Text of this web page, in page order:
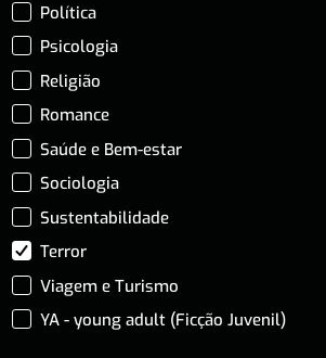
Política
Psicologia
Religião
Romance
Saúde e Bem-estar
Sociologia
Sustentabilidade
Terror
Viagem e Turismo
YA - young adult (Ficção Juvenil)